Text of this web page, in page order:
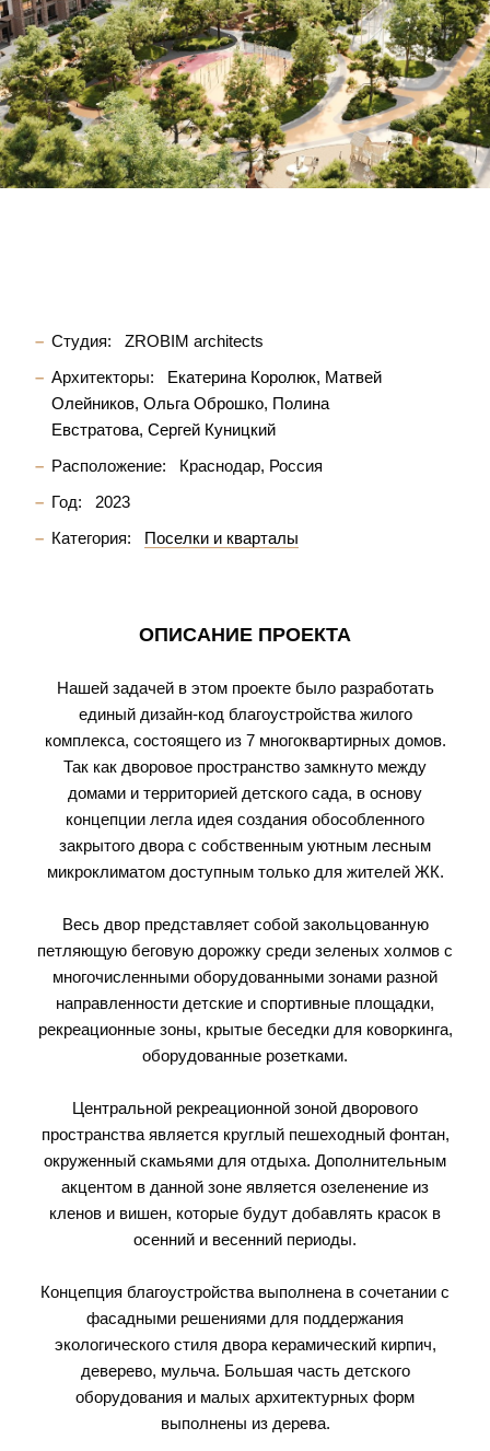
Студия:
ZROBIM architects
Архитекторы:
Екатерина Королюк Матвей
Олейников Ольга Оброшко Полина
Евстратова Сергей Куницкий
Расположение:
Краснодар, Россия
Год:
2023
Категория:
Поселки и кварталы
ОПИСАНИЕ ПРОЕКТА
Нашей задачей в этом проекте было разработать
единый дизайн-код благоустройства жилого
комплекса, состоящего из 7 многоквартирных домов.
Так как дворовое пространство замкнуто между
домами и территорией детского сада, в основу
концепции легла идея создания обособленного
закрытого двора с собственным уютным лесным
микроклиматом доступным только для жителей ЖК.
Весь двор представляет собой закольцованную
петляющую беговую дорожку среди зеленых холмов с
многочисленными оборудованными зонами разной
направленности детские и спортивные площадки,
рекреационные зоны, крытые беседки для коворкинга,
оборудованные розетками.
Центральной рекреационной зоной дворового
пространства является круглый пешеходный фонтан,
окруженный скамьями для отдыха. Дополнительным
акцентом в данной зоне является озеленение из
кленов и вишен, которые будут добавлять красок в
осенний и весенний периоды.
Концепция благоустройства выполнена в сочетании с
фасадными решениями для поддержания
экологического стиля двора керамический кирпич,
деверево, мульча. Большая часть детского
оборудования и малых архитектурных форм
выполнены из дерева.